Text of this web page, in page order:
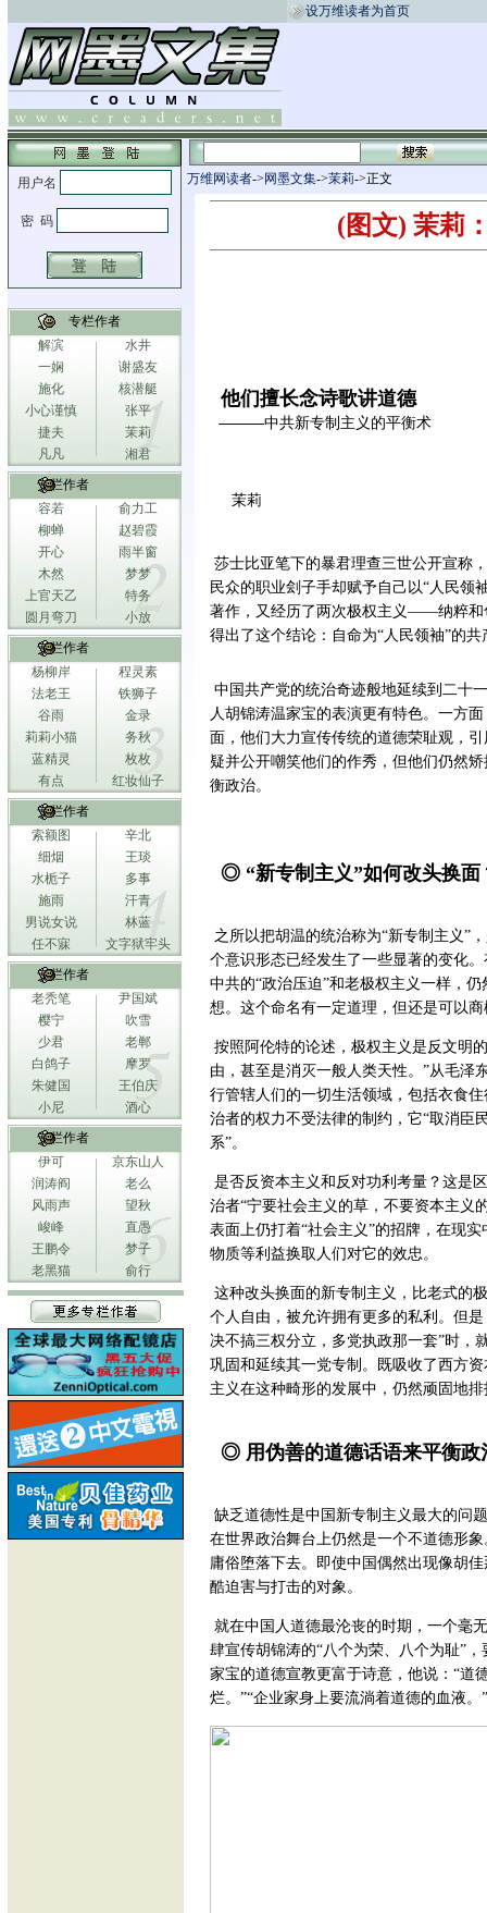
设万维读者为首页
专栏作者
解滨
水井
一娴
谢盛友
施化
核潜艇
小心谨慎
张平
捷夫
茉莉
凡凡
湘君
专栏作者
容若
俞力工
柳蝉
赵碧霞
开心
雨半窗
木然
梦梦
上官天乙
特务
圆月弯刀
小放
专栏作者
杨柳岸
程灵素
法老王
铁狮子
谷雨
金录
莉莉小猫
务秋
蓝精灵
枚枚
有点
红妆仙子
专栏作者
索额图
辛北
细烟
王琰
水栀子
多事
施雨
汗青
男说女说
林蓝
任不寐
文字狱牢头
专栏作者
老秃笔
尹国斌
樱宁
吹雪
少君
老郸
白鸽子
摩罗
朱健国
王伯庆
小尼
酒心
专栏作者
伊可
京东山人
润涛阎
老么
风雨声
望秋
峻峰
直愚
王鹏令
梦子
老黑猫
俞行
万维网读者-> 网墨文集->茉莉->正文
(图文) 茉莉
他们擅长念诗歌讲道德
———中共新专制主义的平衡术
茉莉
莎士比亚笔下的暴君理查三世公开宣称
民众的职业刽子手却赋予自己以“人民领
著作，又经历了两次极权主义——纳粹和
得出了这个结论：自命为“人民领袖”的
中国共产党的统治奇迹般地延续到二十
人胡锦涛温家宝的表演更有特色。一方
面，他们大力宣传传统的道德荣耻观，
疑并公开嘲笑他们的作秀，但他们仍然
衡政治。
◎ “新专制主义”如何改头换面
之所以把胡温的统治称为“新专制主义”
个意识形态已经发生了一些显著的变化
中共的“政治压迫”和老极权主义一样，
想。这个命名有一定道理，但还是可以
按照阿伦特的论述，极权主义是反文明
由，甚至是消灭一般人类天性。”从毛泽
行管辖人们的一切生活领域，包括衣食
治者的权力不受法律的制约，它“取消臣
系”。
是否反资本主义和反对功利考量？这是
治者“宁要社会主义的草，不要资本主义
表面上仍打着“社会主义”的招牌，在现
物质等利益换取人们对它的效忠。
这种改头换面的新专制主义，比老式的
个人自由，被允许拥有更多的私利。但
决不搞三权分立，多党执政那一套”时，
巩固和延续其一党专制。既吸收了西方
主义在这种畸形的发展中，仍然顽固地
◎ 用伪善的道德话语来平衡政
缺乏道德性是中国新专制主义最大的问
在世界政治舞台上仍然是一个不道德形
庸俗堕落下去。即使中国偶然出现像胡
酷迫害与打击的对象。
就在中国人道德最沦丧的时期，一个毫
肆宣传胡锦涛的“八个为荣、八个为耻”
家宝的道德宣教更富于诗意，他说：“道
烂。”“企业家身上要流淌着道德的血液。”